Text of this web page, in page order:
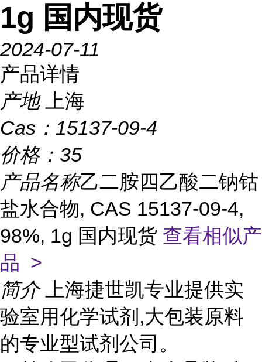
1g 国内现货
2024-07-11
产品详情
产地
上海
Cas： 15137-09-4
价格： 35
产品名称乙二胺四乙酸二钠钴
盐水合物, CAS 15137-09-4,
98%, 1g 国内现货 查看相似产
品 >
简介
上海捷世凯专业提供实
验室用化学试剂,大包装原料
的专业型试剂公司。